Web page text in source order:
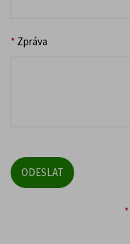
* Zpráva
*